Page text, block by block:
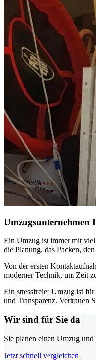
Umzugsunternehmen
Ein Umzug ist immer mit viel
die Planung, das Packen,
Von der ersten
moderner Technik, um Zeit
Ein stressfreier Umzug ist
und Transparenz. Vertrauen
Wir sind für Sie da
Sie planen einen Umzug
Jetzt schnell vergleichen